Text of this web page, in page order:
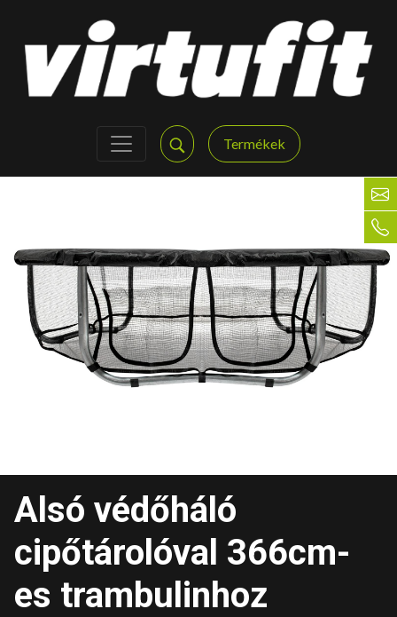
Termékek
Alsó védőháló
cipőtárolóval 366cm-
es trambulinhoz